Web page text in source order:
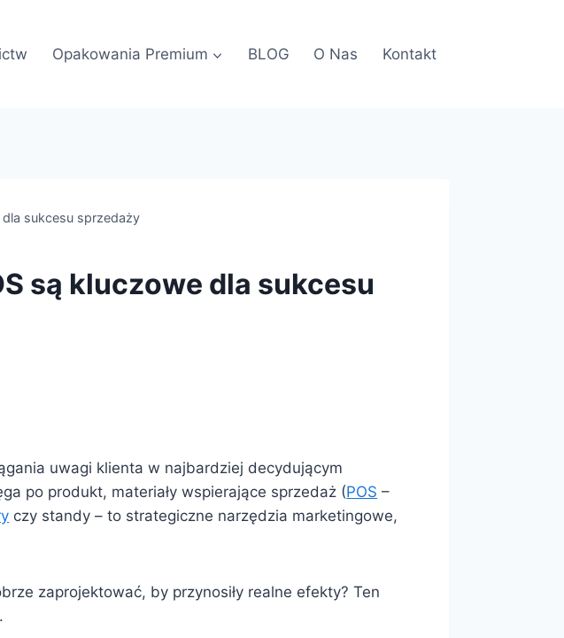
Opakowania Premium BLOG O Nas Kontakt
sukcesu sprzedaży
są kluczowe dla sukcesu
uwagi klienta w najbardziej decydującym
po produkt, materiały wspierające sprzedaż (POS –
czy standy – to strategiczne narzędzia marketingowe,
zaprojektować, by przynosiły realne efekty? Ten